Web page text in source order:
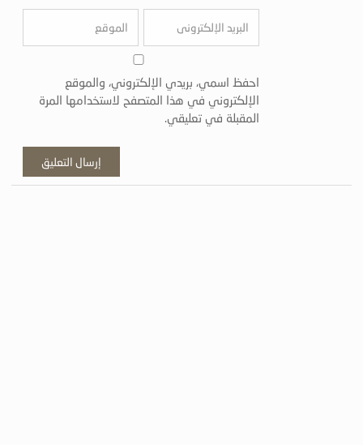
احفظ اسمي، بريدي الإلكتروني، والموقع
الإلكتروني في هذا المتصفح لاستخدامها المرة
المقبلة في تعليقي.